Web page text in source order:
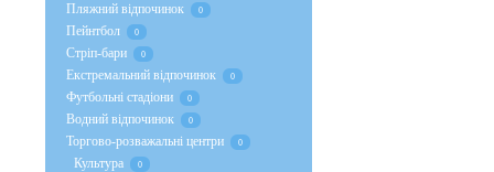
Пляжний відпочинок 0
Пейнтбол 0
Стрiп-бари 0
Екстремальний відпочинок 0
Футбольні стадіони 0
Водний відпочинок 0
Торгово-розважальні центри 0
Культура 0